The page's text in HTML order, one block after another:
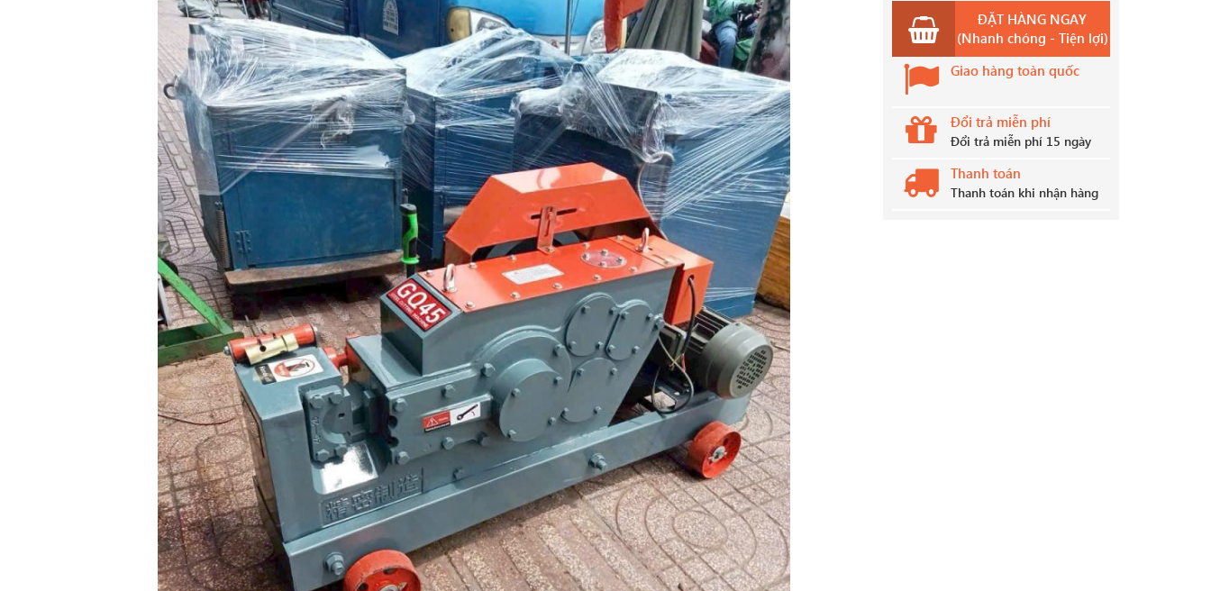
ĐẶT HÀNG NGAY
(Nhanh chóng - Tiện lợi)
Giao hàng toàn quốc
Đổi trả miễn phí
Đổi trả miễn phí 15 ngày
Thanh toán
Thanh toán khi nhận hàng